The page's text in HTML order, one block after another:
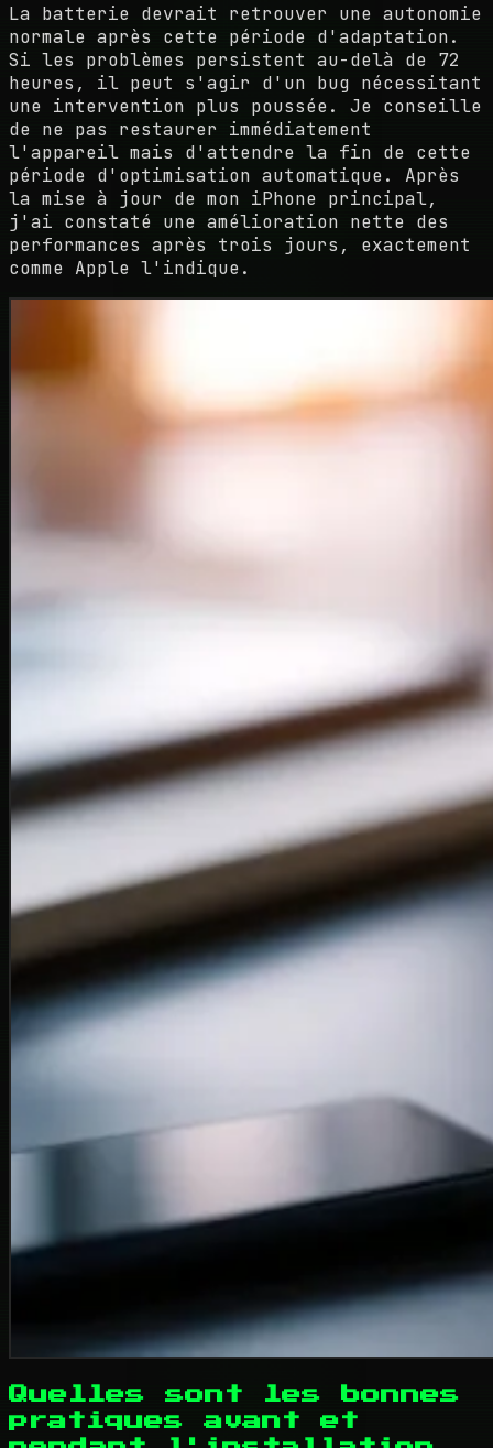
La batterie devrait retrouver une autonomie
normale après cette période d'adaptation.
Si les problèmes persistent au-delà de 72
heures, il peut s'agir d'un bug nécessitant
une intervention plus poussée. Je conseille
de ne pas restaurer immédiatement
l'appareil mais d'attendre la fin de cette
période d'optimisation automatique. Après
la mise à jour de mon iPhone principal,
j'ai constaté une amélioration nette des
performances après trois jours, exactement
comme Apple l'indique.
Quelles sont les bonnes
pratiques avant et